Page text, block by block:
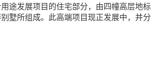
途发展项目的住宅部分，由四幢高层地标
墅所组成。此高端项目现正发展中，并分